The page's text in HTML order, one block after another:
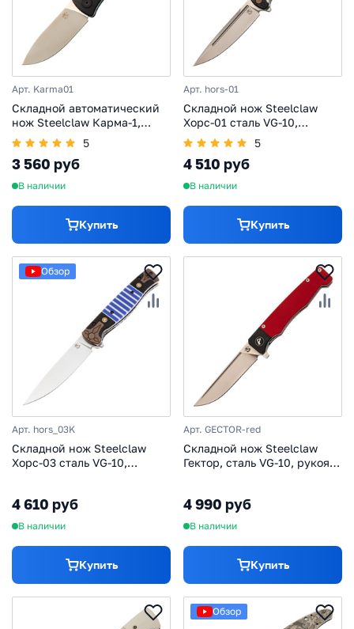
Арт. Karma01
Складной автоматический
нож Steelclaw Карма-1,
сталь D2, рукоять
алюминий, чёрный
5
3 560 руб
В наличии
Купить
Арт. hors-01
Складной нож Steelclaw
Хорс-01 сталь VG-10,
рукоять White G10
5
4 510 руб
В наличии
Купить
Обзор
Арт. hors_03K
Складной нож Steelclaw
Хорс-03 сталь VG-10,
4 610 руб
В наличии
Купить
Арт. GECTOR-red
Складной нож Steelclaw
Гектор, сталь VG-10, рукоять
4 990 руб
В наличии
Купить
Обзор